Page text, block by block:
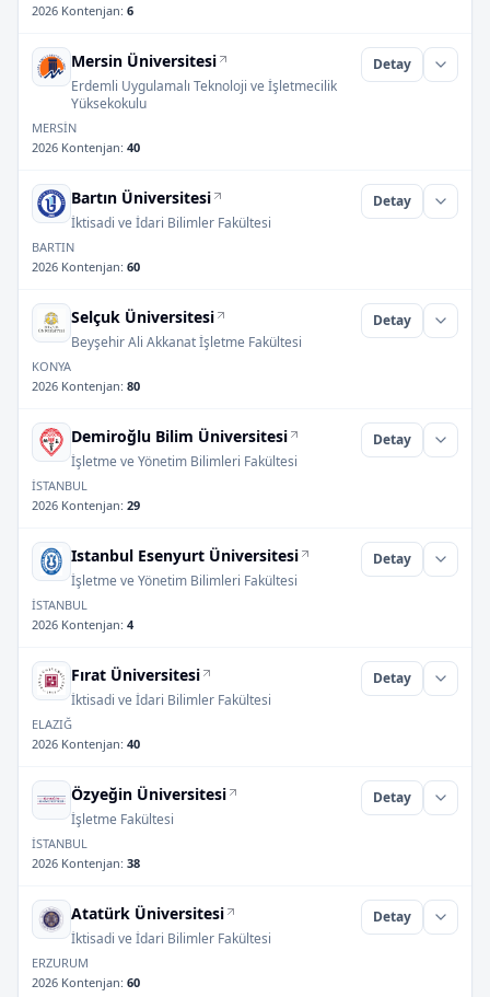
2026 Kontenjan: 6
Mersin Üniversitesi
Erdemli Uygulamalı Teknoloji ve İşletmecilik
Yüksekokulu
Detay
MERSİN
2026 Kontenjan: 40
Bartın Üniversitesi
İktisadi ve İdari Bilimler Fakültesi
Detay
BARTIN
2026 Kontenjan: 60
Selçuk Üniversitesi
Beyşehir Ali Akkanat İşletme Fakültesi
Detay
KONYA
2026 Kontenjan: 80
Demiroğlu Bilim Üniversitesi
İşletme ve Yönetim Bilimleri Fakültesi
Detay
İSTANBUL
2026 Kontenjan: 29
Istanbul Esenyurt Üniversitesi
İşletme ve Yönetim Bilimleri Fakültesi
Detay
İSTANBUL
2026 Kontenjan: 4
Fırat Üniversitesi
İktisadi ve İdari Bilimler Fakültesi
Detay
ELAZIĞ
2026 Kontenjan: 40
Özyeğin Üniversitesi
İşletme Fakültesi
Detay
İSTANBUL
2026 Kontenjan: 38
Atatürk Üniversitesi
İktisadi ve İdari Bilimler Fakültesi
Detay
ERZURUM
2026 Kontenjan: 60